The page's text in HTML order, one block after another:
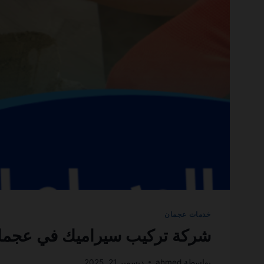
خدمات عجمان
شركة تركيب سيراميك في عجمان 0501270935 ضمان مدى